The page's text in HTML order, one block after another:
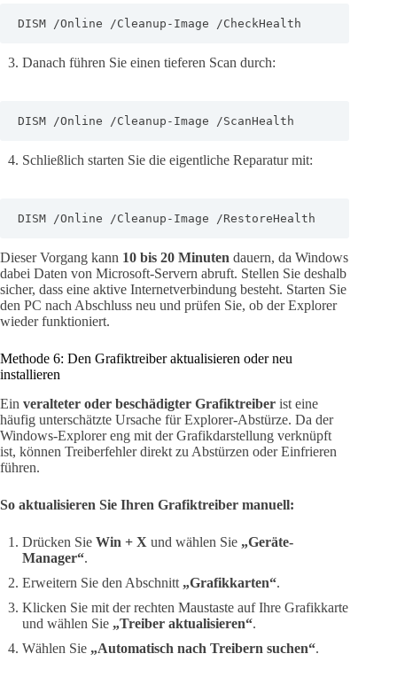
DISM /Online /Cleanup-Image /CheckHealth
Danach führen Sie einen tieferen Scan durch:
DISM /Online /Cleanup-Image /ScanHealth
Schließlich starten Sie die eigentliche Reparatur mit:
DISM /Online /Cleanup-Image /RestoreHealth
Dieser Vorgang kann 10 bis 20 Minuten dauern, da Windows
dabei Daten von Microsoft-Servern abruft. Stellen Sie deshalb
sicher, dass eine aktive Internetverbindung besteht. Starten Sie
den PC nach Abschluss neu und prüfen Sie, ob der Explorer
wieder funktioniert.
Methode 6: Den Grafiktreiber aktualisieren oder neu
installieren
Ein veralteter oder beschädigter Grafiktreiber ist eine
häufig unterschätzte Ursache für Explorer-Abstürze. Da der
Windows-Explorer eng mit der Grafikdarstellung verknüpft
ist, können Treiberfehler direkt zu Abstürzen oder Einfrieren
führen.
So aktualisieren Sie Ihren Grafiktreiber manuell:
Drücken Sie Win + X und wählen Sie „Geräte-
Manager“.
Erweitern Sie den Abschnitt „Grafikkarten“.
Klicken Sie mit der rechten Maustaste auf Ihre Grafikkarte
und wählen Sie „Treiber aktualisieren“.
Wählen Sie „Automatisch nach Treibern suchen“.